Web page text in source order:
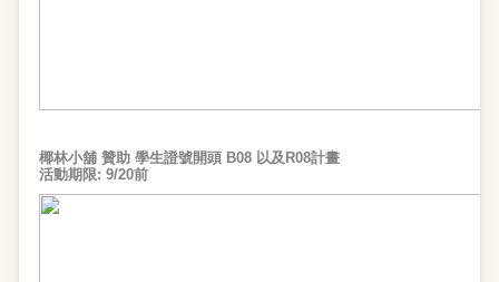
椰林小舖 贊助 學生證號開頭 B08 以及R08計畫
活動期限: 9/20前